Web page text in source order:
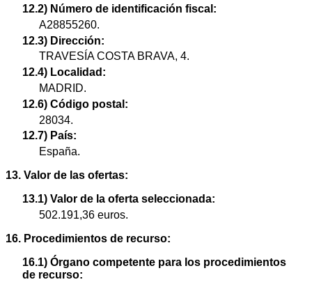
12.2) Número de identificación fiscal:
A28855260.
12.3) Dirección:
TRAVESÍA COSTA BRAVA, 4.
12.4) Localidad:
MADRID.
12.6) Código postal:
28034.
12.7) País:
España.
13. Valor de las ofertas:
13.1) Valor de la oferta seleccionada:
502.191,36 euros.
16. Procedimientos de recurso:
16.1) Órgano competente para los procedimientos
de recurso: